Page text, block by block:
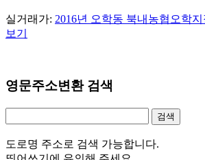
실거래가: 2016년 오학동 북내농협오학
보기
영문주소변환 검색
도로명 주소로 검색 가능합니다.